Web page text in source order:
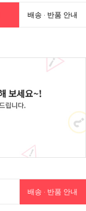
배송 · 반품 안내
배송 · 반품 안내